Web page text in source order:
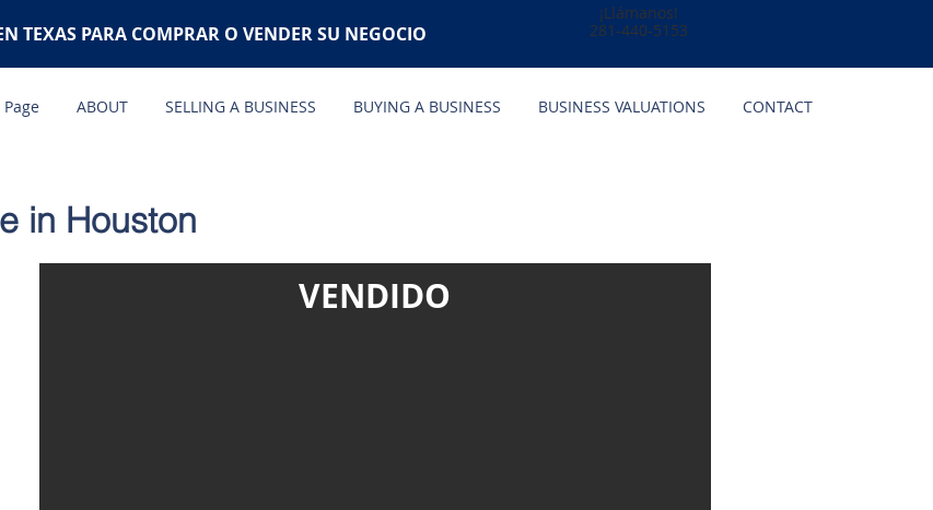
ABOUT SELLING A BUSINESS BUYING A BUSINESS BUSINESS VALUATIONS CONTACT
TEXAS PARA COMPRAR O VENDER SU NEGOCIO
¡Llámanos!
281-440-5153
in Houston
VENDIDO